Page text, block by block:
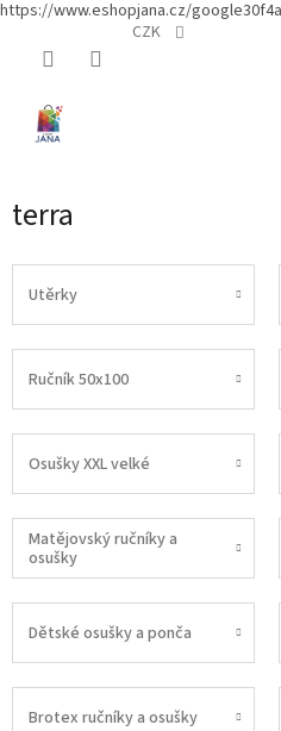
https://www.eshopjana.cz/
CZK
terra
Utěrky
Ručník 50x100
Osušky XXL velké
Matějovský ručníky a
osušky
Dětské osušky a ponča
Brotex ručníky a osušky